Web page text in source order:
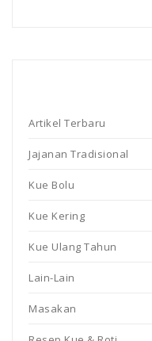
Artikel Terbaru
Jajanan Tradisional
Kue Bolu
Kue Kering
Kue Ulang Tahun
Lain-Lain
Masakan